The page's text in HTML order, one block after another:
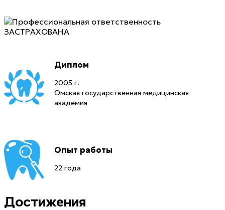
Диплом
2005 г.
Омская государственная медицинская
академия
Опыт работы
22 года
Достижения